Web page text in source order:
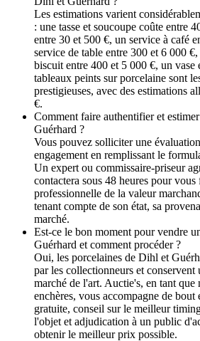
Les estimations varient
: une tasse et soucoupe coûte entre
entre 30 et 500 €, un service à café
service de table entre 300 et 6 000
biscuit entre 400 et 5 000 €, un vase
tableaux peints sur porcelaine sont
prestigieuses, avec des estimations
€.
Comment faire authentifier et
Guérhard ?
Vous pouvez solliciter une
engagement en remplissant le
Un expert ou commissaire-priseur
contactera sous 48 heures pour
professionnelle de la valeur
tenant compte de son état, sa
marché.
Est-ce le bon moment pour vendre
Guérhard et comment procéder ?
Oui, les porcelaines de Dihl et
par les collectionneurs et conservent
marché de l'art. Auctie's, en tant que
enchères, vous accompagne de bout
gratuite, conseil sur le meilleur
l'objet et adjudication à un public
obtenir le meilleur prix possible.